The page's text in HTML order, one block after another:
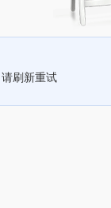
刷新重试